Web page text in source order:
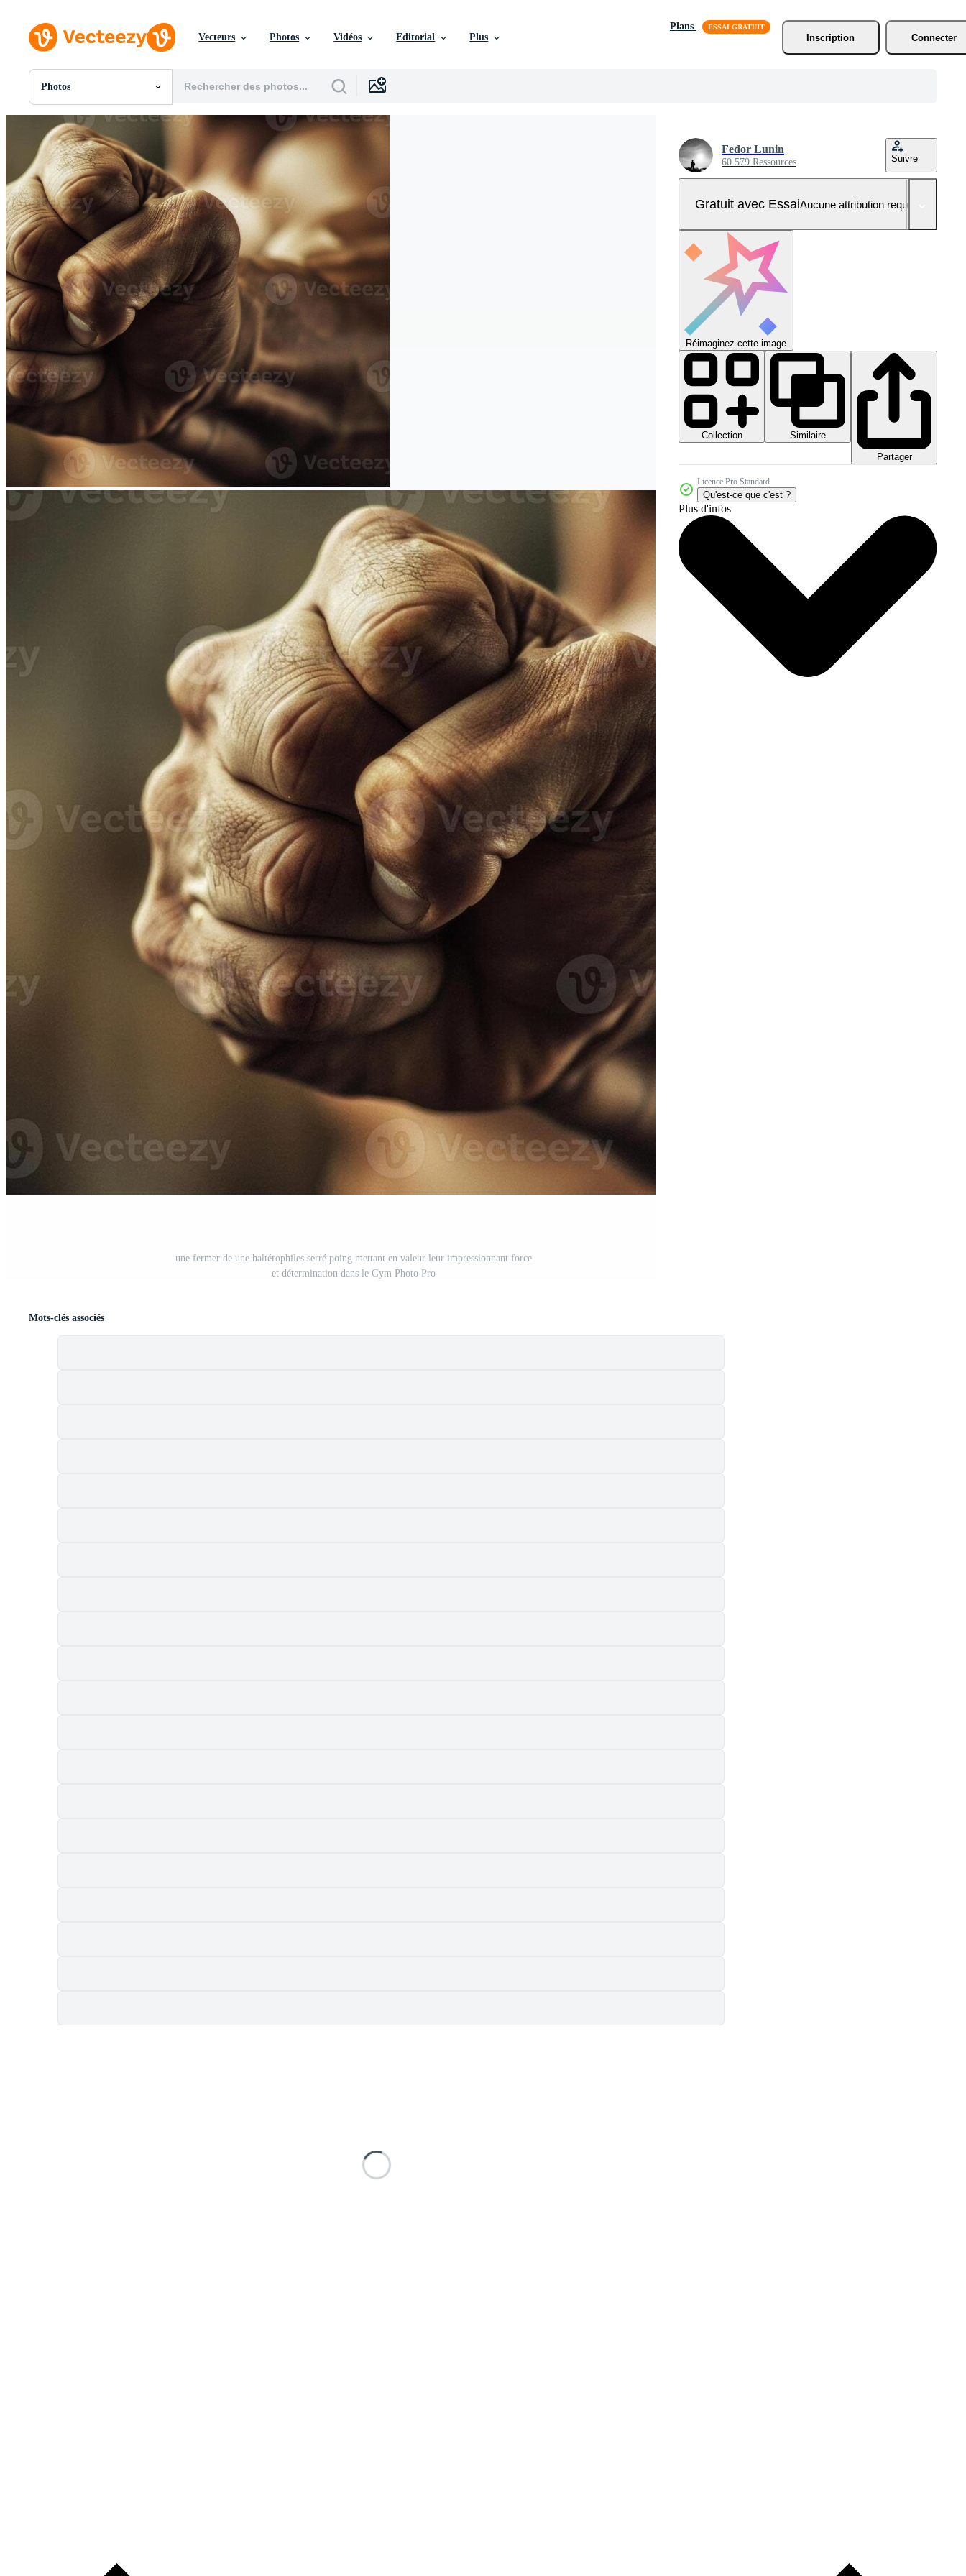
Vecteurs Photos Vidéos Editorial Plus
Plans
Inscription
Connecter
Photos
Toutes Images
Photos
PNGs
PSDs
SVGs
Modèles
Vecteurs
Vidéos
Motion graphics
Images Éditoriales
Événements Éditoriaux
une fermer de une haltérophiles serré poing mettant en valeur leur impressionnant force
et détermination dans le Gym Photo Pro
Fedor Lunin
60 579 Ressources Suivre
Gratuit avec EssaiAucune attribution requise
Réimaginez cette image
Collection
Similaire
Partager
Licence Pro Standard
Qu'est-ce que c'est ?
Plus d'infos
Mots-clés associés